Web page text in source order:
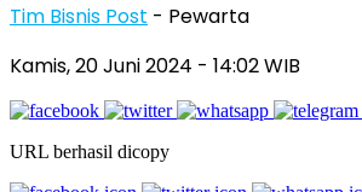
Tim Bisnis Post - Pewarta
Kamis, 20 Juni 2024 - 14:02 WIB
URL berhasil dicopy